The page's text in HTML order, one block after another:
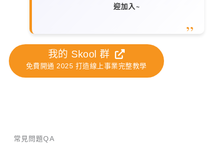
迎加入~
我的 Skool 群
免費開通 2025 打造線上事業完整教學
常見問題QA